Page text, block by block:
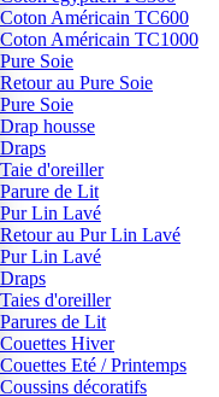
Coton Américain TC600
Coton Américain TC1000
Pure Soie
Retour au Pure Soie
Pure Soie
Drap housse
Draps
Taie d'oreiller
Parure de Lit
Pur Lin Lavé
Retour au Pur Lin Lavé
Pur Lin Lavé
Draps
Taies d'oreiller
Parures de Lit
Couettes Hiver
Couettes Eté / Printemps
Coussins décoratifs